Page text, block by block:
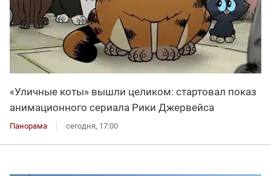
«Уличные коты» вышли целиком: стартовал показ
анимационного сериала Рики Джервейса
Панорама сегодня, 17:00